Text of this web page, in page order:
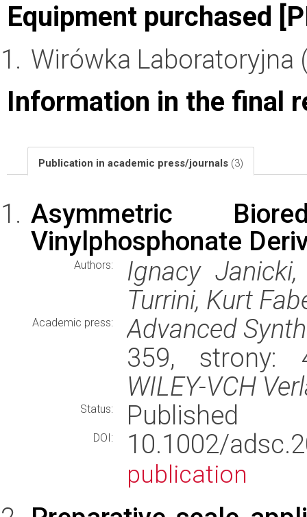
Equipment purchased
Wirówka Laboratoryjna
Information in the final
Publication in academic press/journals (3)
Asymmetric
Vinylphosphonate
Authors:
Ignacy
Turrini, Kurt
Academic press:
Advanced
359, strony:
WILEY-VCH
Status: Published
DOI: 10.1002/
publication